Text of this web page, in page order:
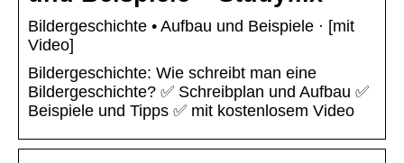
Bildergeschichte • Aufbau und Beispiele · [mit
Video]
Bildergeschichte: Wie schreibt man eine
Bildergeschichte? ✅ Schreibplan und Aufbau ✅
Beispiele und Tipps ✅ mit kostenlosem Video